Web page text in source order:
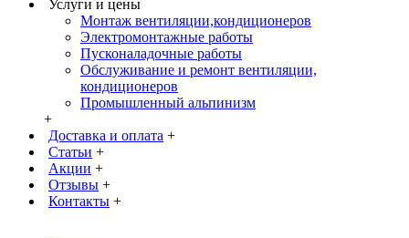
Услуги и цены
Монтаж вентиляции,кондиционеров
Электромонтажные работы
Пусконаладочные работы
Обслуживание и ремонт вентиляции,
кондиционеров
Промышленный альпинизм
+
Доставка и оплата +
Статьи +
Акции +
Отзывы +
Контакты +